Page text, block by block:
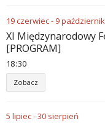
19czerwiec- 9październik
XI Międzynarodowy
[PROGRAM]
18 30
Zobacz
5 lipiec-30 sierpień